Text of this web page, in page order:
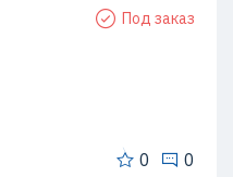
Под заказ
0 0